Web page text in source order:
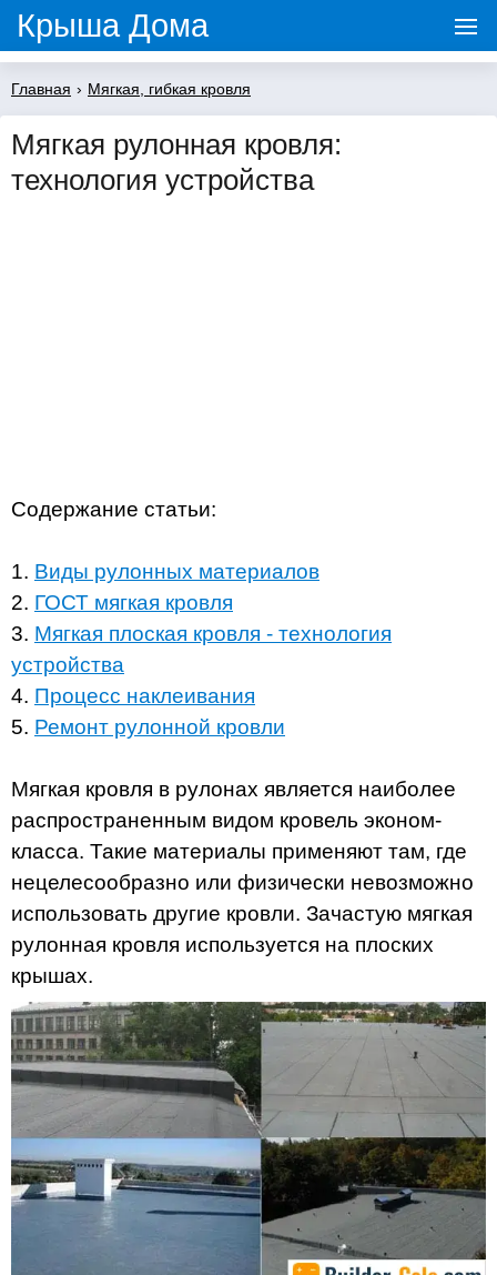
Крыша Дома
Главная › Мягкая, гибкая кровля
Мягкая рулонная кровля:
технология устройства
Содержание статьи:
1. Виды рулонных материалов
2. ГОСТ мягкая кровля
3. Мягкая плоская кровля - технология
устройства
4. Процесс наклеивания
5. Ремонт рулонной кровли
Мягкая кровля в рулонах является наиболее
распространенным видом кровель эконом-
класса. Такие материалы применяют там, где
нецелесообразно или физически невозможно
использовать другие кровли. Зачастую мягкая
рулонная кровля используется на плоских
крышах.